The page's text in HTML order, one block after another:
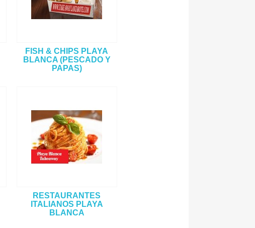
FISH & CHIPS PLAYA
BLANCA (PESCADO Y
PAPAS)
RESTAURANTES
ITALIANOS PLAYA
BLANCA